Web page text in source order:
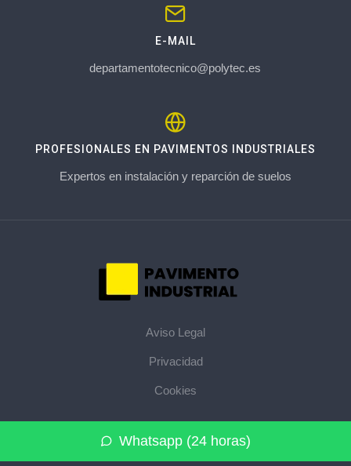
Whatsapp (24 horas)
E-MAIL
departamentotecnico@polytec.es
PROFESIONALES EN PAVIMENTOS INDUSTRIALES
Expertos en instalación y reparción de suelos
Aviso Legal
Privacidad
Cookies
© 2026 pavimentoindustrial.pro · La web de pavimentos
industriales de su provincia · Mapa del sitio